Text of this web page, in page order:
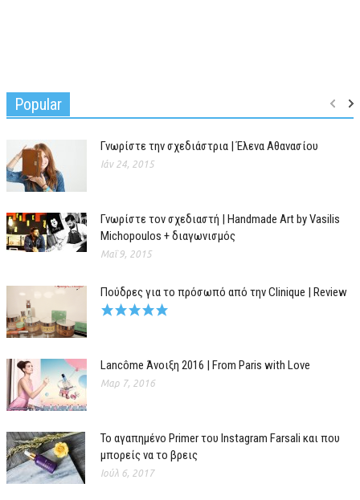
Popular
Γνωρίστε την σχεδιάστρια | Έλενα Αθανασίου
Ιάν 24, 2015
Γνωρίστε τον σχεδιαστή | Handmade Art by Vasilis
Michopoulos + διαγωνισμός
Μαΐ 9, 2015
Πούδρες για το πρόσωπό από την Clinique | Review
Lancôme Άνοιξη 2016 | From Paris with Love
Μαρ 7, 2016
Το αγαπημένο Primer του Instagram Farsali και που
μπορείς να το βρεις
Ιούλ 6, 2017